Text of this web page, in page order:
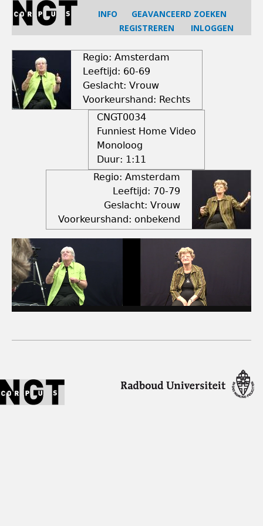
Jump
navigation
INFO
GEAVANCEERD ZOEKEN
REGISTREREN
INLOGGEN
to
top
Regio: Amsterdam
Leeftijd: 60-69
Geslacht: Vrouw
Voorkeurshand: Rechts
CNGT0034
Funniest Home Video
Monoloog
Duur: 1:11
Regio: Amsterdam
Leeftijd: 70-79
Geslacht: Vrouw
Voorkeurshand: onbekend